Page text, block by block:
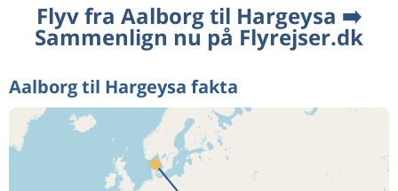
Flyv fra Aalborg til Hargeysa ➡️
Sammenlign nu på Flyrejser.dk
Aalborg til Hargeysa fakta